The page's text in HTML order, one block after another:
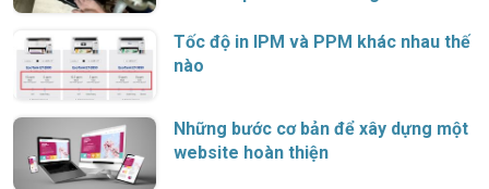
Tốc độ in IPM và PPM khác nhau thế
nào
Những bước cơ bản để xây dựng một
website hoàn thiện